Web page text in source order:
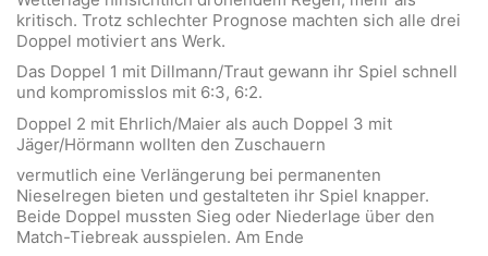
kritisch. Trotz schlechter Prognose machten sich alle drei
Doppel motiviert ans Werk.
Das Doppel 1 mit Dillmann/Traut gewann ihr Spiel schnell
und kompromisslos mit 6:3, 6:2.
Doppel 2 mit Ehrlich/Maier als auch Doppel 3 mit
Jäger/Hörmann wollten den Zuschauern
vermutlich eine Verlängerung bei permanenten
Nieselregen bieten und gestalteten ihr Spiel knapper.
Beide Doppel mussten Sieg oder Niederlage über den
Match-Tiebreak ausspielen. Am Ende